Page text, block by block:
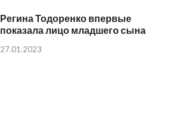
Регина Тодоренко впервые
показала лицо младшего сына
27.01.2023